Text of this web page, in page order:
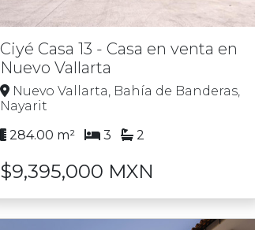
Ciyé Casa 13 - Casa en venta en
Nuevo Vallarta
Nuevo Vallarta, Bahía de Banderas,
Nayarit
284.00 m²
3 2
$9,395,000 MXN